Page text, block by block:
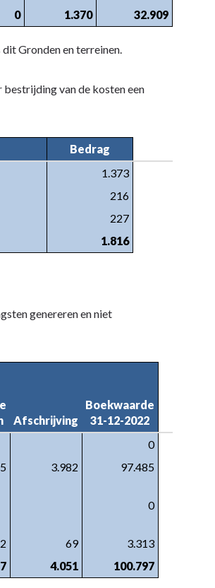
0 1.370 32.909
Gronden en terreinen.
van de kosten een
Bedrag
1.373
216
227
1.816
genereren en niet
Afschrijving
Boekwaarde
31-12-2022
0
3.982 97.485
0
2 69
3.313
4.051 100.797